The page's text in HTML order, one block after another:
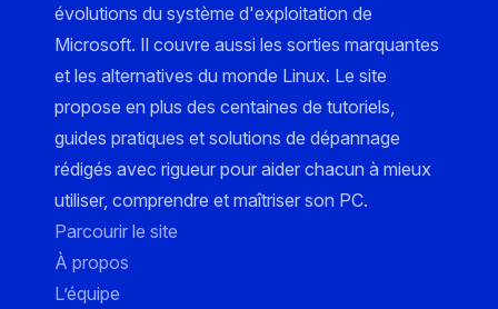
évolutions du système d'exploitation de
Microsoft. Il couvre aussi les sorties marquantes
et les alternatives du monde Linux. Le site
propose en plus des centaines de tutoriels,
guides pratiques et solutions de dépannage
rédigés avec rigueur pour aider chacun à mieux
utiliser, comprendre et maîtriser son PC.
Parcourir le site
À propos
L’équipe